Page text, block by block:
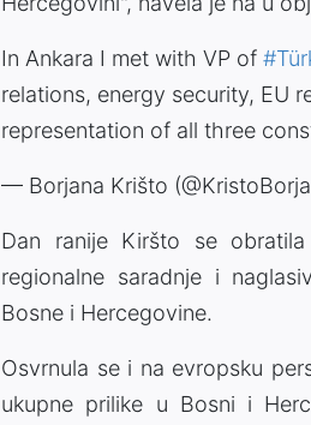
In Ankara I met with VP of
relations, energy security, EU
representation of all three
— Borjana Krišto
Dan ranije Kiršto se
regionalne saradnje i
Bosne i Hercegovine.
Osvrnula se i na evropsku
ukupne prilike u Bosni i